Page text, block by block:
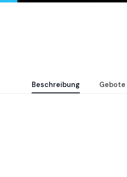
Beschreibung Gebote